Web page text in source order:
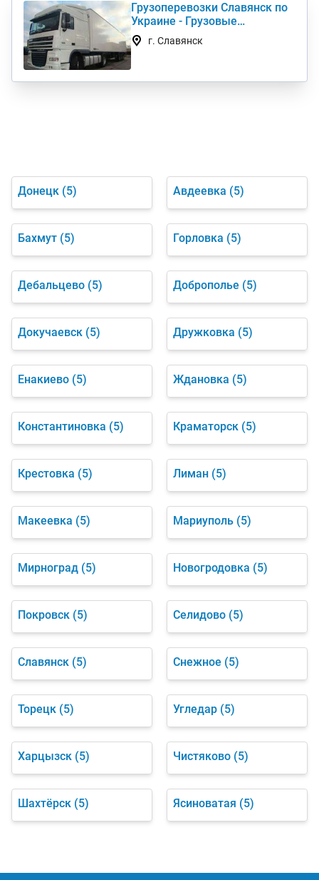
Грузоперевозки Славянск по
Украине - Грузовые
автоперевозки дешево
г. Славянск
Донецк (5) Авдеевка (5)
Бахмут (5) Горловка (5)
Дебальцево (5) Доброполье (5)
Докучаевск (5) Дружковка (5)
Енакиево (5) Ждановка (5)
Константиновка (5) Краматорск (5)
Крестовка (5) Лиман (5)
Макеевка (5) Мариуполь (5)
Мирноград (5) Новогродовка (5)
Покровск (5) Селидово (5)
Славянск (5) Снежное (5)
Торецк (5) Угледар (5)
Харцызск (5) Чистяково (5)
Шахтёрск (5) Ясиноватая (5)